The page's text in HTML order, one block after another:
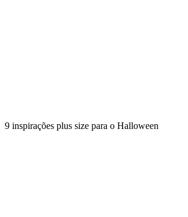
9 inspirações plus size para o Halloween